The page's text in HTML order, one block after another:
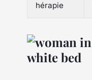
hérapie